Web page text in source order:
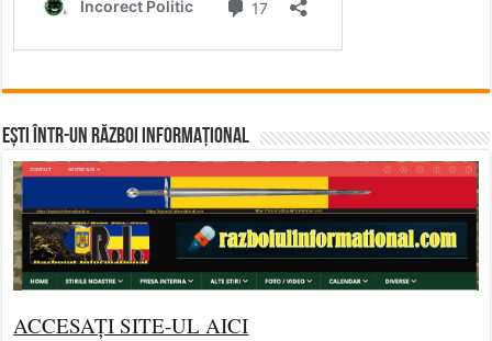
Ești într-un RĂZBOI INFORMAȚIONAL
ACCESAȚI SITE-UL AICI